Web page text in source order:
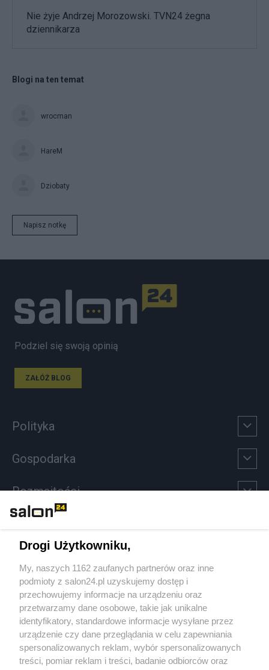
Nie żyje Andrzej Morozowski. TVN24 żegna
dziennikarza
Blogi na ten temat
wrocman
HareM
Dziobaty
Napisz notkę
Podziel się swoją opinią
ZAŁÓŻ BLOG
Polityka
Gospodarka
Rozmaitości
Sport
Społeczeństwo
Kultura
Drogi Użytkowniku,
My, naszych 1162 zaufanych partnerów oraz inne
podmioty z salon24.pl uzyskujemy dostęp i
przechowujemy informacje na urządzeniu oraz
przetwarzamy dane osobowe, takie jak unikalne
identyfikatory, standardowe informacje wysyłane przez
urządzenie czy dane przeglądania w celu zapewniania
spersonalizowanych reklam, wybór spersonalizowanych
treści, pomiar reklam i treści, badanie odbiorców oraz